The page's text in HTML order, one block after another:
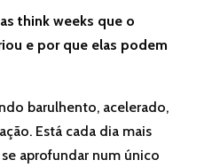
think weeks que o
e por que elas podem
barulhento, acelerado,
Está cada dia mais
aprofundar num único